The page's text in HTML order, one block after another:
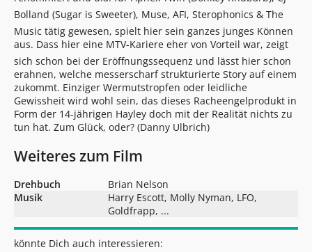
Bolland (Sugar is Sweeter), Muse, AFI, Sterophonics & The
Music tätig gewesen, spielt hier sein ganzes junges Können
aus. Dass hier eine MTV-Kariere eher von Vorteil war, zeigt
sich schon bei der Eröffnungssequenz und lässt hier schon
erahnen, welche messerscharf strukturierte Story auf einem
zukommt. Einziger Wermutstropfen oder leidliche
Gewissheit wird wohl sein, das dieses Racheengelprodukt in
Form der 14-jährigen Hayley doch mit der Realität nichts zu
tun hat. Zum Glück, oder? (Danny Ulbrich)
Weiteres zum Film
Drehbuch
Brian Nelson
Musik
Harry Escott, Molly Nyman, LFO,
Goldfrapp, ...
könnte Dich auch interessieren: